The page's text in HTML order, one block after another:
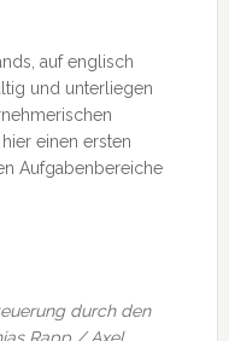
auf englisch
und unterliegen
einen ersten
Aufgabenbereiche
durch den